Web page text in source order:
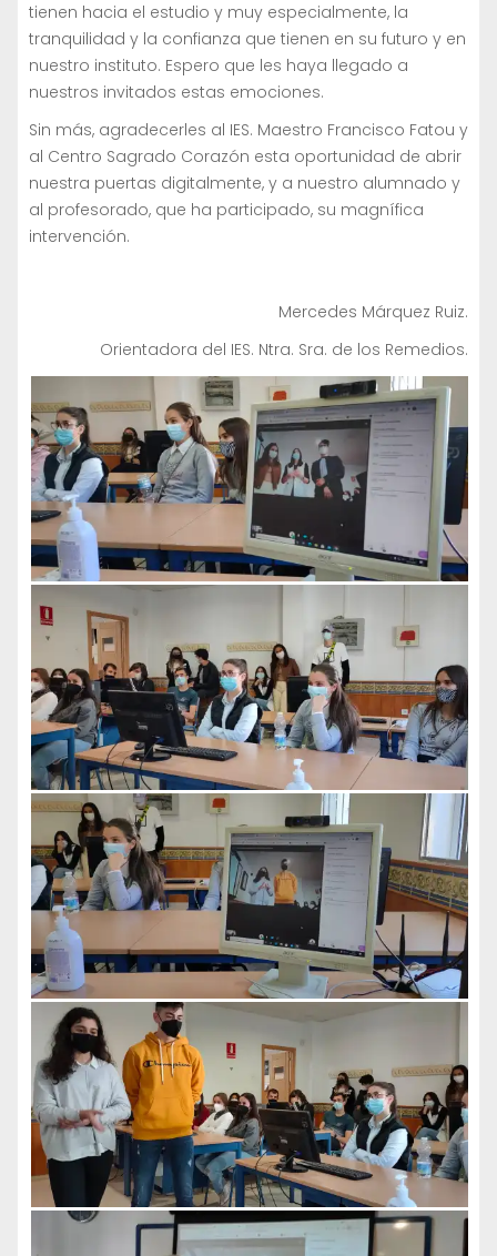
tienen hacia el estudio y muy especialmente, la
tranquilidad y la confianza que tienen en su futuro y en
nuestro instituto. Espero que les haya llegado a
nuestros invitados estas emociones.
Sin más, agradecerles al IES. Maestro Francisco Fatou y
al Centro Sagrado Corazón esta oportunidad de abrir
nuestra puertas digitalmente, y a nuestro alumnado y
al profesorado, que ha participado, su magnífica
intervención.
Mercedes Márquez Ruiz.
Orientadora del IES. Ntra. Sra. de los Remedios.